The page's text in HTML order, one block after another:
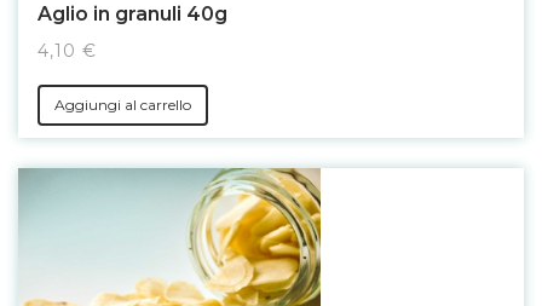
Aglio in granuli 40g
4,10 €
Aggiungi al carrello